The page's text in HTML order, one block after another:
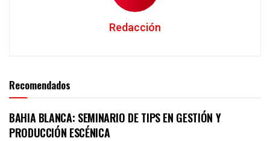
Redacción
Recomendados
BAHIA BLANCA: SEMINARIO DE TIPS EN GESTIÓN Y
PRODUCCIÓN ESCÉNICA